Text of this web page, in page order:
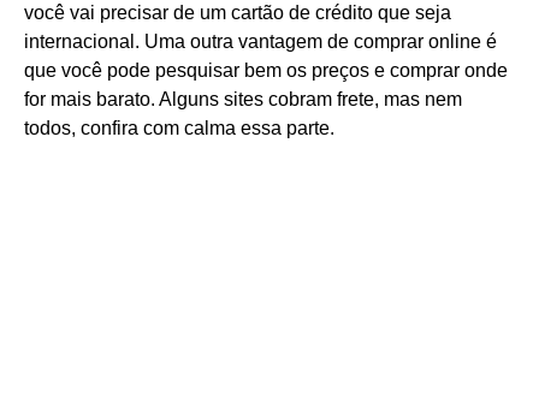
você vai precisar de um cartão de crédito que seja
internacional. Uma outra vantagem de comprar online é
que você pode pesquisar bem os preços e comprar onde
for mais barato. Alguns sites cobram frete, mas nem
todos, confira com calma essa parte.